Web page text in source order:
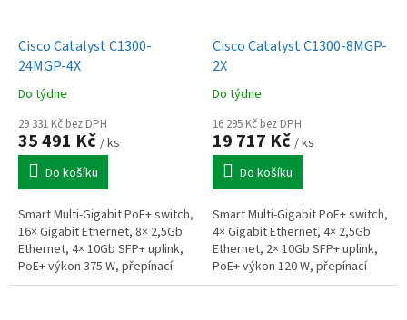
Cisco Catalyst C1300-
24MGP-4X
Do týdne
29 331 Kč bez DPH
35 491 Kč / ks
Do košíku
Smart Multi-Gigabit PoE+ switch,
16× Gigabit Ethernet, 8× 2,5Gb
Ethernet, 4× 10Gb SFP+ uplink,
PoE+ výkon 375 W, přepínací
kapacita 152 Gb/s, podpora až
Cisco Catalyst C1300-8MGP-
2X
Do týdne
16 295 Kč bez DPH
19 717 Kč / ks
Do košíku
Smart Multi-Gigabit PoE+ switch,
4× Gigabit Ethernet, 4× 2,5Gb
Ethernet, 2× 10Gb SFP+ uplink,
PoE+ výkon 120 W, přepínací
kapacita 56 Gb/s, podpora až